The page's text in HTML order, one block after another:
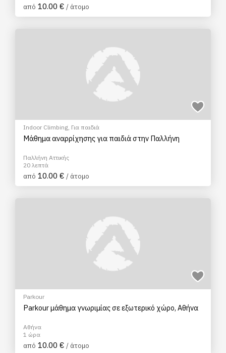
από 10.00 € / άτομο
Indoor Climbing, Για παιδιά
Μάθημα αναρρίχησης για παιδιά στην Παλλήνη
Παλλήνη Αττικής
20 λεπτά
από 10.00 € / άτομο
Parkour
Parkour μάθημα γνωριμίας σε εξωτερικό χώρο, Αθήνα
Αθήνα
1 ώρα
από 10.00 € / άτομο